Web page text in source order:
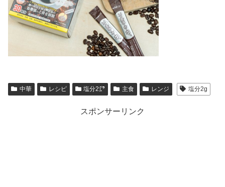
中華 レシピ 塩分2㌘ 主食 レンジ 塩分2g
スポンサーリンク